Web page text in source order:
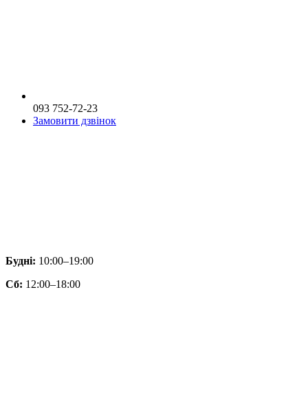
093 752-72-23
Замовити дзвінок
Будні: 10:00–19:00
Сб: 12:00–18:00